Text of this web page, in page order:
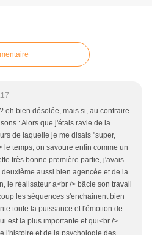
eh bien désolée, mais si, au contraire
: Alors que j'étais ravie de la
de laquelle je me disais "super,
le temps, on savoure enfin comme un
très bonne première partie, j'avais
aussi bien agencée et de la
le réalisateur a<br /> bâcle son travail
les séquences s'enchainent bien
toute la puissance et l'émotion de
est la plus importante et qui<br />
l'histoire et de la psychologie des